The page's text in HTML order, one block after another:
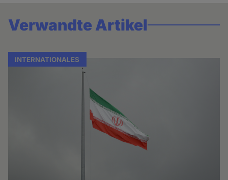
Verwandte Artikel
INTERNATIONALES